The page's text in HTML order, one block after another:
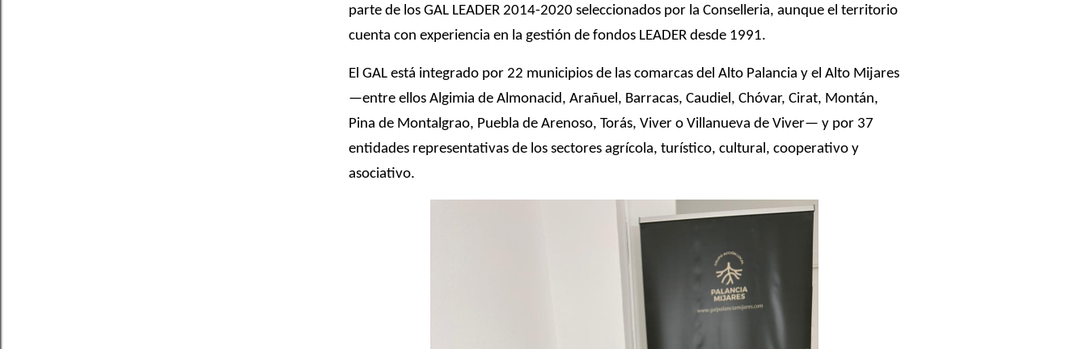
parte de los GAL LEADER 2014-2020 seleccionados por la Conselleria, aunque el territorio
cuenta con experiencia en la gestión de fondos LEADER desde 1991.
El GAL está integrado por 22 municipios de las comarcas del Alto Palancia y el Alto Mijares
—entre ellos Algimia de Almonacid, Arañuel, Barracas, Caudiel, Chóvar, Cirat, Montán,
Pina de Montalgrao, Puebla de Arenoso, Torás, Viver o Villanueva de Viver— y por 37
entidades representativas de los sectores agrícola, turístico, cultural, cooperativo y
asociativo.